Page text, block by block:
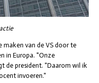
maken van de VS door te
in Europa. "Onze
de president. "Daarom wil ik
invoeren."